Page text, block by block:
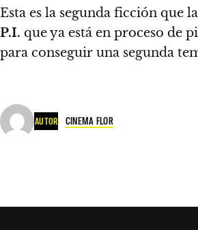
Esta es la segunda ficción que
P.I. que ya está en proceso de
para conseguir una segunda
AUTOR CINEMA FLOR